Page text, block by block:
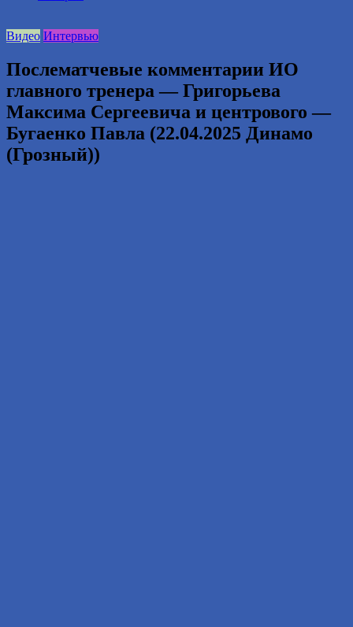
Видео Интервью
Послематчевые комментарии ИО
главного тренера — Григорьева
Максима Сергеевича и центрового —
Бугаенко Павла (22.04.2025 Динамо
(Грозный))